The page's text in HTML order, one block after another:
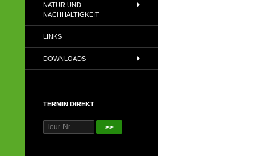
NATUR UND
NACHHALTIGKEIT
LINKS
DOWNLOADS
TERMIN DIREKT
>>